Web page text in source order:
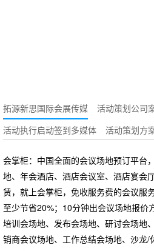
拓源新思国际会展传媒 活动策划公司
活动执行启动签到多媒体
活动策划方
会掌柜：中国全面的会议场地预订平台
地、年会酒店、酒店会议室、酒店宴会
赁，就上会掌柜，免收服务费的会议服
至少节省20%；10分钟出会议场地报价
培训会场地、发布会场地、研讨会场地
销商会议场地、工作总结会场地、沙龙